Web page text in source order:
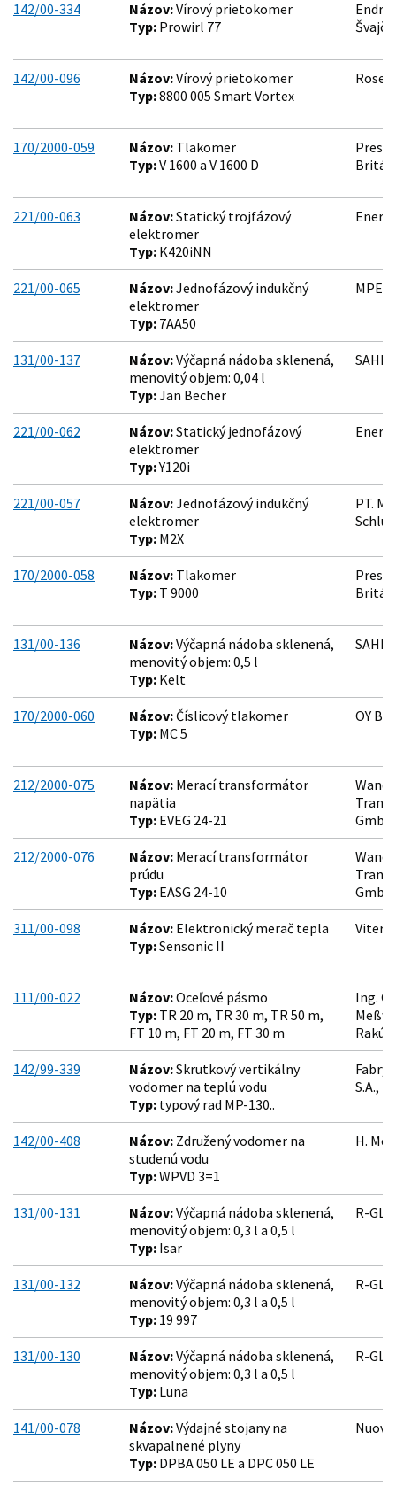
142/00-334 Názov:Vírový prietokomer
Typ: Prowirl 77
142/00-096 Názov:Vírový prietokomer
Typ:8800 005 Smart Vortex
170/2000-059 Názov: Tlakomer
Typ:V 1600 a V 1600 D
221/00-063 Názov:Statický trojfázový
elektromer
Typ: K420iNN
221/00-065 Názov:Jednofázový indukčný
elektromer
Typ: 7AA50
MPE-
131/00-137 Názov:Výčapná nádoba sklenená,
menovitý objem: 0,04 l
Typ:Jan Becher
SAHM
221/00-062 Názov:Statický jednofázový
elektromer
Typ:Y120i
221/00-057 Názov:Jednofázový indukčný
elektromer
Typ: M2X
PT.
170/2000-058 Názov: Tlakomer
Typ: T 9000
131/00-136 Názov:Výčapná nádoba sklenená,
menovitý objem: 0,5 l
Typ: Kelt
SAHM
170/2000-060 Názov:Číslicový tlakomer
Typ: MC 5
OY
212/2000-075 Názov: Merací transformátor
napätia
Typ: EVEG 24-21
212/2000-076 Názov: Merací transformátor
prúdu
Typ: EASG 24-10
311/00-098 Názov: Elektronický merač tepla
Typ:Sensonic II
111/00-022 Názov:Oceľové pásmo
Typ: TR 20 m, TR 30 m, TR 50 m,
FT 10 m, FT 20 m, FT 30 m
Ing.
142/99-339 Názov:Skrutkový vertikálny
vodomer na teplú vodu
Typ: typový rad MP-130..
S.A.,
142/00-408 Názov: Združený vodomer na
studenú vodu
Typ:WPVD 3=1
H.
131/00-131 Názov:Výčapná nádoba sklenená,
menovitý objem: 0,3 l a 0,5 l
Typ: Isar
R-
131/00-132 Názov:Výčapná nádoba sklenená,
menovitý objem: 0,3 l a 0,5 l
Typ: 19 997
R-
131/00-130 Názov:Výčapná nádoba sklenená,
menovitý objem: 0,3 l a 0,5 l
Typ: Luna
R-
141/00-078 Názov:Výdajné stojany na
skvapalnené plyny
Typ: DPBA 050 LE a DPC 050 LE